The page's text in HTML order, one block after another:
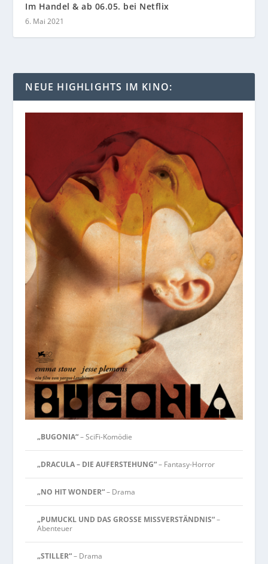
Im Handel & ab 06.05. bei Netflix
6. Mai 2021
NEUE HIGHLIGHTS IM KINO:
„BUGONIA“– SciFi-Komödie
„DRACULA – DIE AUFERSTEHUNG“– Fantasy-Horror
„NO HIT WONDER“– Drama
„PUMUCKL UND DAS GROSSE MISSVERSTÄNDNIS“–
Abenteuer
„STILLER“– Drama